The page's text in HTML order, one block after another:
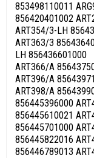
853498110011
856420401002
ART354/3-LH
ART363/3
LH 856436601000
ART366/A
ART396/A
ART398/A
856445396000
856445610021
856445701000
856445822016
856446789013